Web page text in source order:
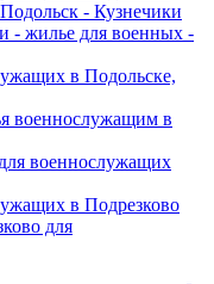
- Кузнечики
- жилье для военных -
в Подольске,
военнослужащим в
военнослужащих
в Подрезково
для